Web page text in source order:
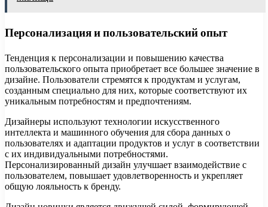
Персонализация и пользовательский опыт
Тенденция к персонализации и повышению качества
пользовательского опыта приобретает все большее значение в
дизайне. Пользователи стремятся к продуктам и услугам,
созданным специально для них, которые соответствуют их
уникальным потребностям и предпочтениям.
Дизайнеры используют технологии искусственного
интеллекта и машинного обучения для сбора данных о
пользователях и адаптации продуктов и услуг в соответствии
с их индивидуальными потребностями.
Персонализированный дизайн улучшает взаимодействие с
пользователем, повышает удовлетворенность и укрепляет
общую лояльность к бренду.